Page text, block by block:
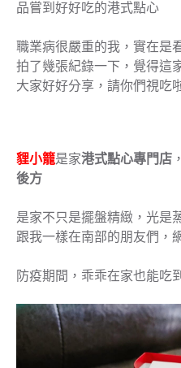
品嘗到好好吃的港式點心
職業病很嚴重的我，實在是
拍了幾張紀錄一下，覺得這
大家好好分享，請你們視吃
貍小籠是家港式點心專門店
後方
是家不只是擺盤精緻，光是
跟我一樣在南部的朋友們，
防疫期間，乖乖在家也能吃